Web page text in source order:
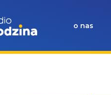
o nas